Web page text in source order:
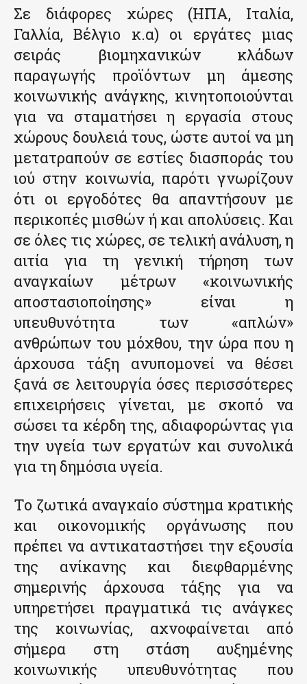
Σε διάφορες χώρες (ΗΠΑ, Ιταλία,
Γαλλία, Βέλγιο κ.α) οι εργάτες μιας
σειράς βιομηχανικών κλάδων
παραγωγής προϊόντων μη άμεσης
κοινωνικής ανάγκης, κινητοποιούνται
για να σταματήσει η εργασία στους
χώρους δουλειά τους, ώστε αυτοί να μη
μετατραπούν σε εστίες διασποράς του
ιού στην κοινωνία, παρότι γνωρίζουν
ότι οι εργοδότες θα απαντήσουν με
περικοπές μισθών ή και απολύσεις. Και
σε όλες τις χώρες, σε τελική ανάλυση, η
αιτία για τη γενική τήρηση των
αναγκαίων μέτρων «κοινωνικής
αποστασιοποίησης» είναι η
υπευθυνότητα των «απλών»
ανθρώπων του μόχθου, την ώρα που η
άρχουσα τάξη ανυπομονεί να θέσει
ξανά σε λειτουργία όσες περισσότερες
επιχειρήσεις γίνεται, με σκοπό να
σώσει τα κέρδη της, αδιαφορώντας για
την υγεία των εργατών και συνολικά
για τη δημόσια υγεία.
Το ζωτικά αναγκαίο σύστημα κρατικής
και οικονομικής οργάνωσης που
πρέπει να αντικαταστήσει την εξουσία
της ανίκανης και διεφθαρμένης
σημερινής άρχουσα τάξης για να
υπηρετήσει πραγματικά τις ανάγκες
της κοινωνίας, αχνοφαίνεται από
σήμερα στη στάση αυξημένης
κοινωνικής υπευθυνότητας που